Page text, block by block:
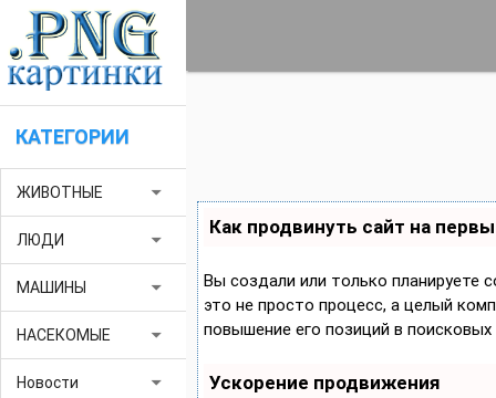
КАТЕГОРИИ
ЖИВОТНЫЕ arrow_drop_down
ЛЮДИ arrow_drop_down
МАШИНЫ arrow_drop_down
НАСЕКОМЫЕ arrow_drop_down
Новости arrow_drop_down
Как продвинуть сайт на
Вы создали или только планируете
это не просто процесс, а целый
повышение его позиций в поисковых
Ускорение продвижения